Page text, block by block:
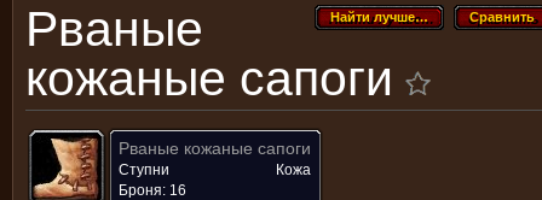
Сравнить
Сравнить
Найти лучше…
Найти лучше…
Рваные
кожаные сапоги
Рваные кожаные сапоги
Ступни
Кожа
Броня: 16